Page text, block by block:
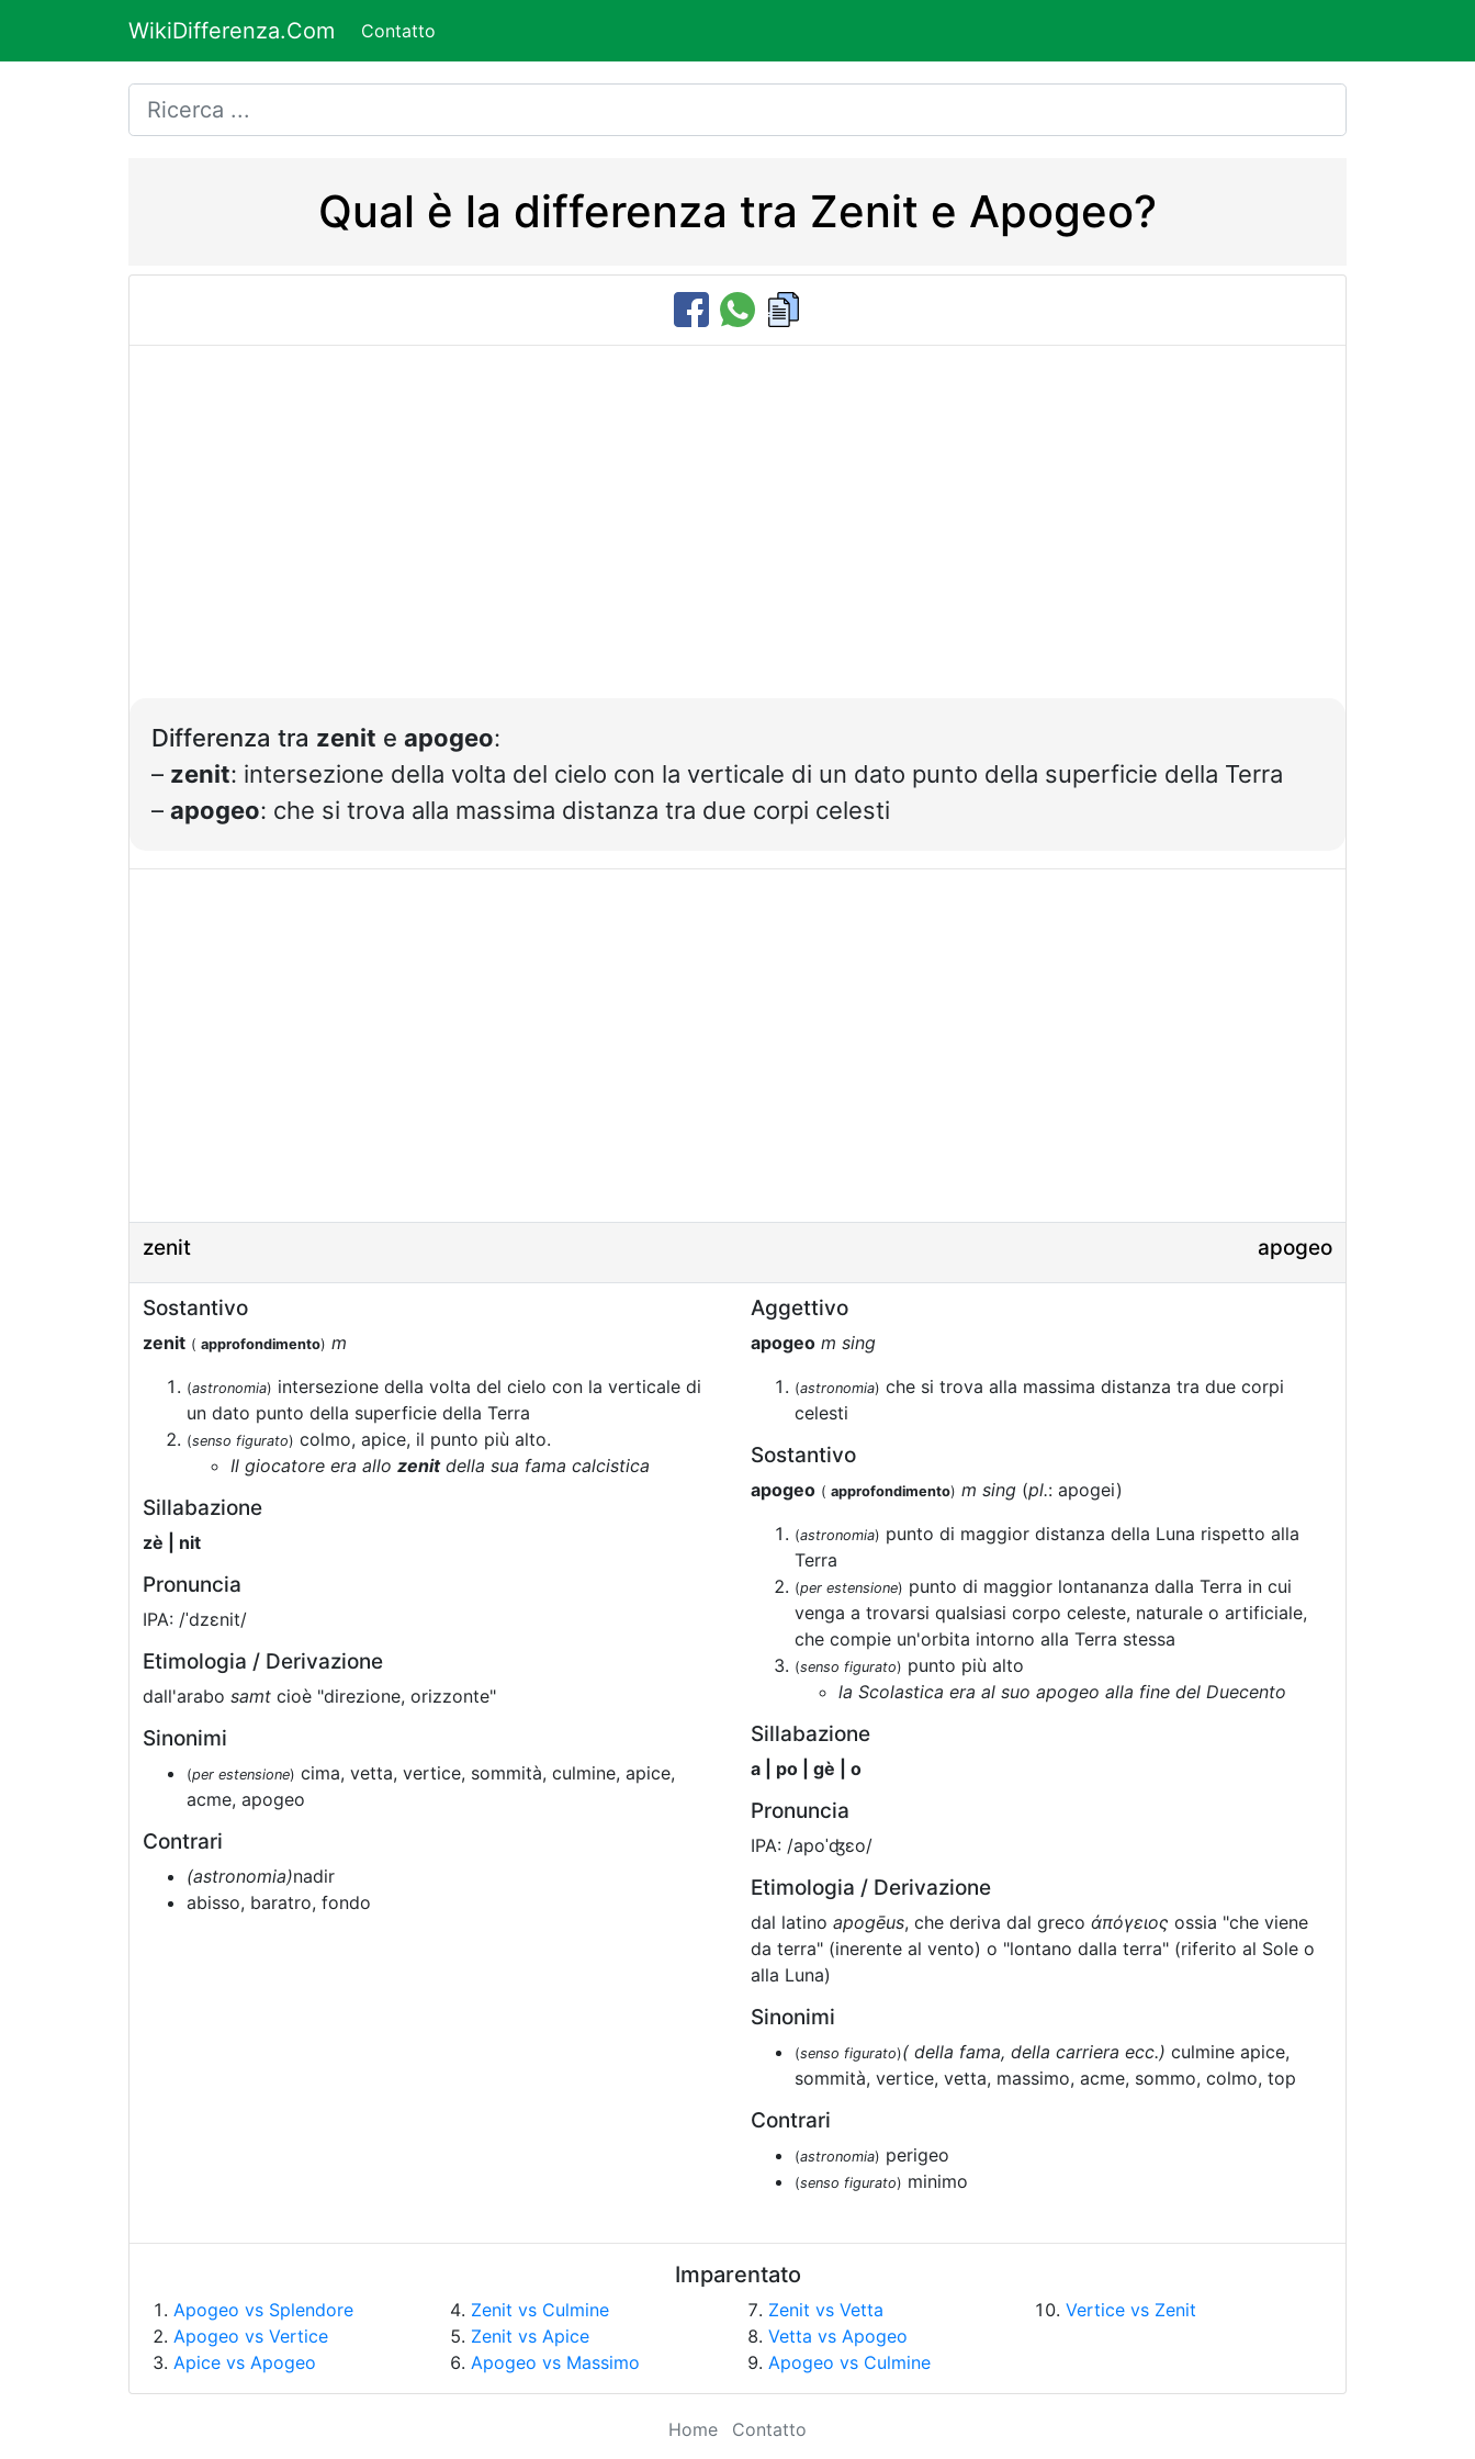
WikiDifferenza.Com Contatto
Qual è la differenza tra Zenit e Apogeo?
Differenza tra zenit e apogeo:
– zenit: intersezione della volta del cielo con la verticale di un dato punto della superficie della Terra
– apogeo: che si trova alla massima distanza tra due corpi celesti
zenit apogeo
Sostantivo
zenit ( approfondimento) m
(astronomia) intersezione della volta del cielo con la verticale di
un dato punto della superficie della Terra
(senso figurato) colmo, apice, il punto più alto.
Il giocatore era allo zenitdella sua fama calcistica
Sillabazione
zè | nit
Pronuncia
IPA: /ˈdzɛnit/
Etimologia / Derivazione
dall'arabo samt cioè "direzione, orizzonte"
Sinonimi
(per estensione) cima, vetta, vertice, sommità, culmine, apice,
acme, apogeo
Contrari
(astronomia)nadir
abisso, baratro, fondo
Aggettivo
apogeo m sing
(astronomia) che si trova alla massima distanza tra due corpi
celesti
Sostantivo
apogeo ( approfondimento) m sing (pl.: apogei)
(astronomia) punto di maggior distanza della Luna rispetto alla
Terra
(per estensione) punto di maggior lontananza dalla Terra in cui
venga a trovarsi qualsiasi corpo celeste, naturale o artificiale,
che compie un'orbita intorno alla Terra stessa
(senso figurato) punto più alto
la Scolastica era al suo apogeo alla fine del Duecento
Sillabazione
a | po | gè | o
Pronuncia
IPA: /apoˈʤɛo/
Etimologia / Derivazione
dal latino apogēus, che deriva dal greco ἀπόγειος ossia "che viene
da terra" (inerente al vento) o "lontano dalla terra" (riferito al Sole o
alla Luna)
Sinonimi
(senso figurato)( della fama, della carriera ecc.) culmine apice,
sommità, vertice, vetta, massimo, acme, sommo, colmo, top
Contrari
(astronomia) perigeo
(senso figurato) minimo
Imparentato
Apogeo vs Splendore
Apogeo vs Vertice
Apice vs Apogeo
Zenit vs Culmine
Zenit vs Apice
Apogeo vs Massimo
Zenit vs Vetta
Vetta vs Apogeo
Apogeo vs Culmine
Vertice vs Zenit
Home Contatto